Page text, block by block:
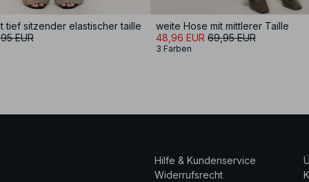
tief sitzender elastischer taille
EUR
weite Hose mit mittlerer Taille
48,96 EUR 69,95 EUR
3 Farben
Hilfe & Kundenservice
Widerrufsrecht